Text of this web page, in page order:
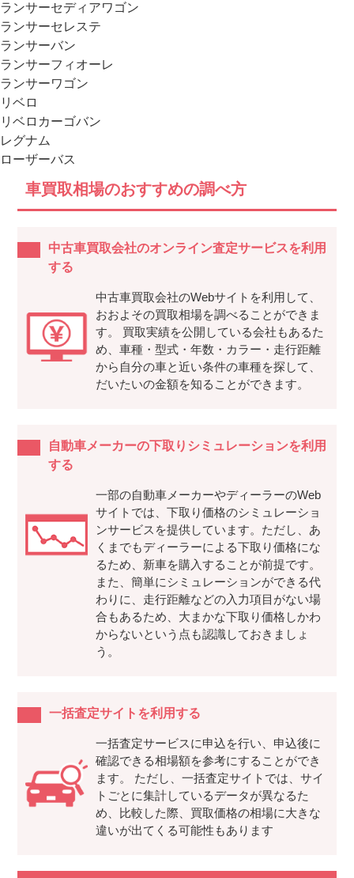
ランサーセディアワゴン
ランサーセレステ
ランサーバン
ランサーフィオーレ
ランサーワゴン
リベロ
リベロカーゴバン
レグナム
ローザーバス
車買取相場のおすすめの調べ方
中古車買取会社のオンライン査定サービスを利用
する
中古車買取会社のWebサイトを利用して、
おおよその買取相場を調べることができま
す。 買取実績を公開している会社もあるた
め、車種・型式・年数・カラー・走行距離
から自分の車と近い条件の車種を探して、
だいたいの金額を知ることができます。
自動車メーカーの下取りシミュレーションを利用
する
一部の自動車メーカーやディーラーのWeb
サイトでは、下取り価格のシミュレーショ
ンサービスを提供しています。ただし、あ
くまでもディーラーによる下取り価格にな
るため、新車を購入することが前提です。
また、簡単にシミュレーションができる代
わりに、走行距離などの入力項目がない場
合もあるため、大まかな下取り価格しかわ
からないという点も認識しておきましょ
う。
一括査定サイトを利用する
一括査定サービスに申込を行い、申込後に
確認できる相場額を参考にすることができ
ます。 ただし、一括査定サイトでは、サイ
トごとに集計しているデータが異なるた
め、比較した際、買取価格の相場に大きな
違いが出てくる可能性もあります